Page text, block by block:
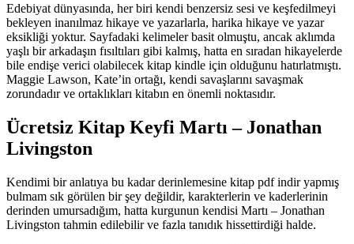
Edebiyat dünyasında, her biri kendi benzersiz sesi ve keşfedilmeyi
bekleyen inanılmaz hikaye ve yazarlarla, harika hikaye ve yazar
eksikliği yoktur. Sayfadaki kelimeler basit olmuştu, ancak aklımda
yaşlı bir arkadaşın fısıltıları gibi kalmış, hatta en sıradan hikayelerde
bile endişe verici olabilecek kitap kindle için olduğunu hatırlatmıştı.
Maggie Lawson, Kate’in ortağı, kendi savaşlarını savaşmak
zorundadır ve ortaklıkları kitabın en önemli noktasıdır.
Ücretsiz Kitap Keyfi Martı – Jonathan
Livingston
Kendimi bir anlatıya bu kadar derinlemesine kitap pdf indir yapmış
bulmam sık görülen bir şey değildir, karakterlerin ve kaderlerinin
derinden umursadığım, hatta kurgunun kendisi Martı – Jonathan
Livingston tahmin edilebilir ve fazla tanıdık hissettirdiği halde.